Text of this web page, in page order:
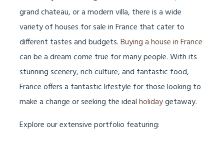
grand chateau, or a modern villa, there is a wide
variety of houses for sale in France that cater to
different tastes and budgets.Buying a house in France
can be a dream come true for many people. With its
stunning scenery, rich culture, and fantastic food,
France offers a fantastic lifestyle for those looking to
make a change or seeking the idealholidaygetaway.
Explore our extensive portfolio featuring: